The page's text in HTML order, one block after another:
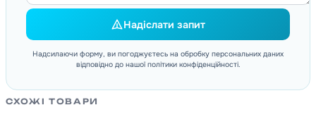
Надіслати запит
Надсилаючи форму, ви погоджуєтесь на обробку персональних даних
відповідно до нашої політики конфіденційності.
СХОЖІ ТОВАРИ